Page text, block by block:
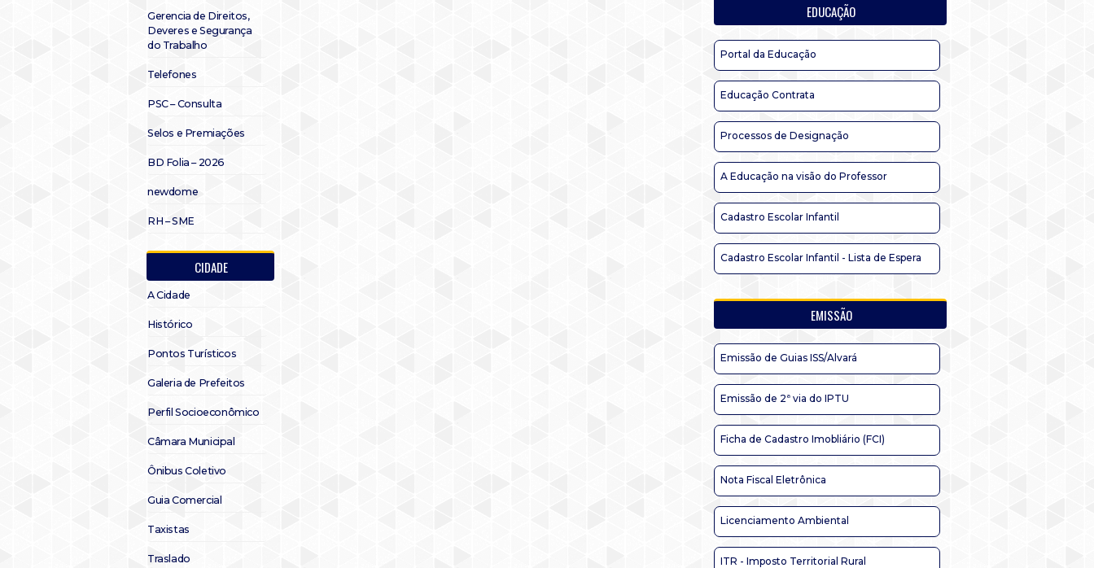
Gerencia de Direitos,
Deveres e Segurança
do Trabalho
Telefones
PSC – Consulta
Selos e Premiações
BD Folia – 2026
newdome
RH – SME
CIDADE
A Cidade
Histórico
Pontos Turísticos
Galeria de Prefeitos
Perfil Socioeconômico
Câmara Municipal
Ônibus Coletivo
Guia Comercial
Taxistas
Traslado
EDUCAÇÃO
Portal da Educação
Educação Contrata
Processos de Designação
A Educação na visão do Professor
Cadastro Escolar Infantil
Cadastro Escolar Infantil - Lista de Espera
EMISSÃO
Emissão de Guias ISS/Alvará
Emissão de 2ª via do IPTU
Ficha de Cadastro Imobliário (FCI)
Nota Fiscal Eletrônica
Licenciamento Ambiental
ITR - Imposto Territorial Rural